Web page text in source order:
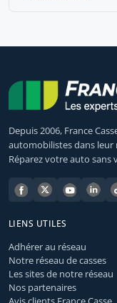
Depuis 2006, France
automobilistes dans leur
Réparez votre auto sans
LIENS UTILES
Adhérer au réseau
Notre réseau de casses
Les sites de notre réseau
Nos partenaires